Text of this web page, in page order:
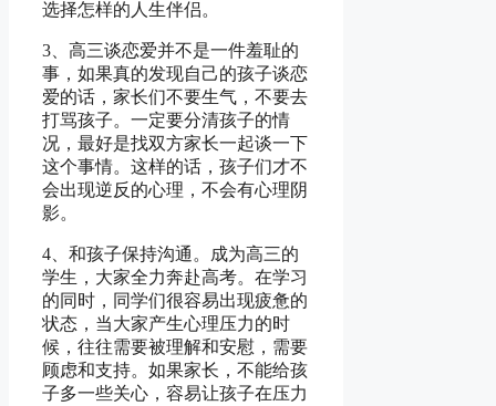
选择怎样的人生伴侣。
3、高三谈恋爱并不是一件羞耻的
事，如果真的发现自己的孩子谈恋
爱的话，家长们不要生气，不要去
打骂孩子。一定要分清孩子的情
况，最好是找双方家长一起谈一下
这个事情。这样的话，孩子们才不
会出现逆反的心理，不会有心理阴
影。
4、和孩子保持沟通。成为高三的
学生，大家全力奔赴高考。在学习
的同时，同学们很容易出现疲惫的
状态，当大家产生心理压力的时
候，往往需要被理解和安慰，需要
顾虑和支持。如果家长，不能给孩
子多一些关心，容易让孩子在压力